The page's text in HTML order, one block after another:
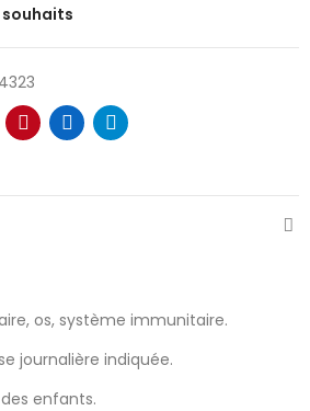
os, système immunitaire.
journalière indiquée.
enfants.